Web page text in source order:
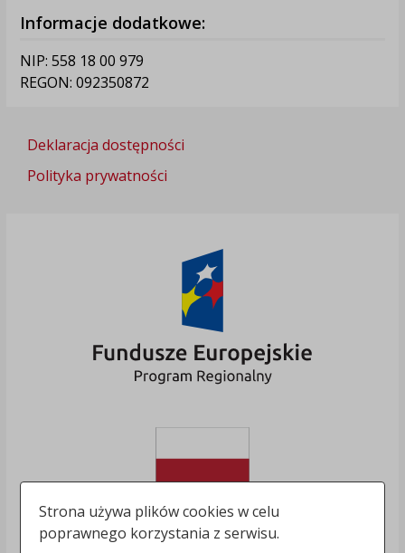
Informacje dodatkowe:
NIP: 558 18 00 979
REGON: 092350872
Deklaracja dostępności
Polityka prywatności
Strona używa plików cookies w celu
poprawnego korzystania z serwisu.